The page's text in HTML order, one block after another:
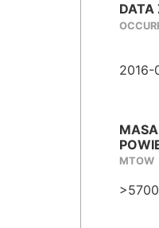
DATA
2016-
MTOW
>5700